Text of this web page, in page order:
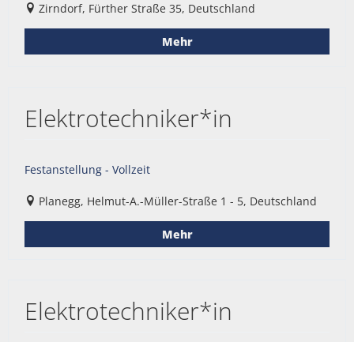
Zirndorf, Fürther Straße 35, Deutschland
Mehr
Elektrotechniker*in
Festanstellung - Vollzeit
Planegg, Helmut-A.-Müller-Straße 1 - 5, Deutschland
Mehr
Elektrotechniker*in